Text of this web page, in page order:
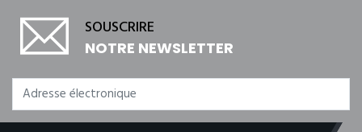
SOUSCRIRE
NOTRE NEWSLETTER